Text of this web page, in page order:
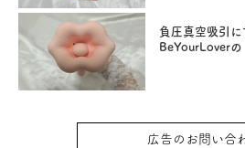
負圧真空吸引に
BeYourLover
広告のお問い合